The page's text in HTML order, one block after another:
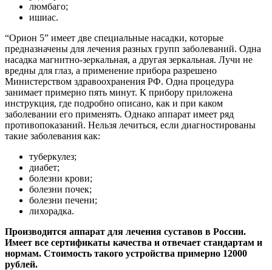
люмбаго;
ишиас.
“Орион 5” имеет две специальные насадки, которые
предназначены для лечения разных групп заболеваний. Одна
насадка магнитно-зеркальная, а другая зеркальная. Лучи не
вредны для глаз, а применение прибора разрешено
Министерством здравоохранения РФ. Одна процедура
занимает примерно пять минут. К прибору приложена
инструкция, где подробно описано, как и при каком
заболевании его применять. Однако аппарат имеет ряд
противопоказаний. Нельзя лечиться, если диагностированы
такие заболевания как:
туберкулез;
диабет;
болезни крови;
болезни почек;
болезни печени;
лихорадка.
Производится аппарат для лечения суставов в России.
Имеет все сертификаты качества и отвечает стандартам и
нормам. Стоимость такого устройства примерно 12000
рублей.